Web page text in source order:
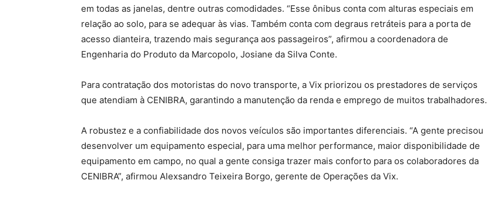
em todas as janelas, dentre outras comodidades. “Esse ônibus conta com alturas especiais em
relação ao solo, para se adequar às vias. Também conta com degraus retráteis para a porta de
acesso dianteira, trazendo mais segurança aos passageiros”, afirmou a coordenadora de
Engenharia do Produto da Marcopolo, Josiane da Silva Conte.
Para contratação dos motoristas do novo transporte, a Vix priorizou os prestadores de serviços
que atendiam à CENIBRA, garantindo a manutenção da renda e emprego de muitos trabalhadores.
A robustez e a confiabilidade dos novos veículos são importantes diferenciais. “A gente precisou
desenvolver um equipamento especial, para uma melhor performance, maior disponibilidade de
equipamento em campo, no qual a gente consiga trazer mais conforto para os colaboradores da
CENIBRA”, afirmou Alexsandro Teixeira Borgo, gerente de Operações da Vix.